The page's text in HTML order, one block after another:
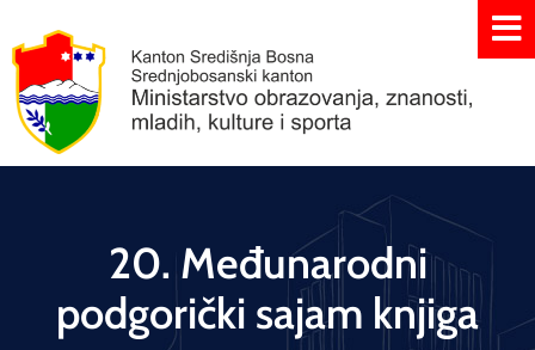
20. Međunarodni
podgorički sajam knjiga